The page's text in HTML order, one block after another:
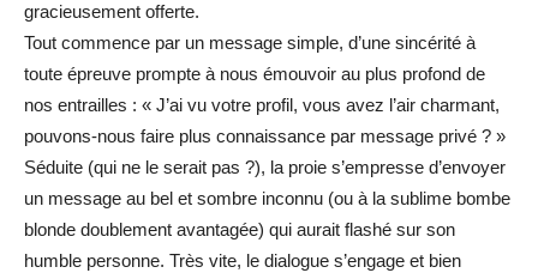
gracieusement offerte.
Tout commence par un message simple, d’une sincérité à
toute épreuve prompte à nous émouvoir au plus profond de
nos entrailles : « J’ai vu votre profil, vous avez l’air charmant,
pouvons-nous faire plus connaissance par message privé ? »
Séduite (qui ne le serait pas ?), la proie s’empresse d’envoyer
un message au bel et sombre inconnu (ou à la sublime bombe
blonde doublement avantagée) qui aurait flashé sur son
humble personne. Très vite, le dialogue s’engage et bien